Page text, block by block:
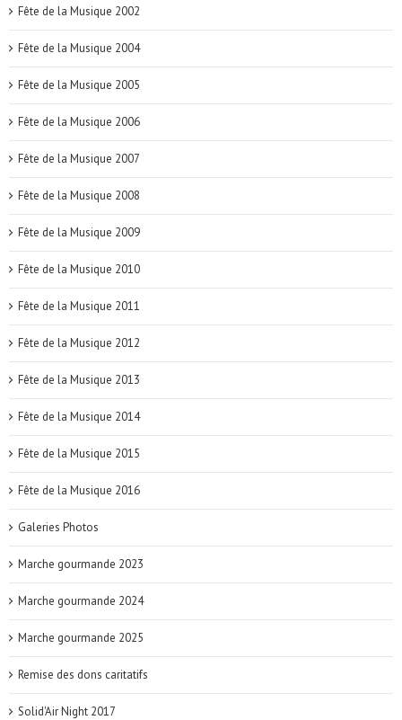
Fête de la Musique 2002
Fête de la Musique 2004
Fête de la Musique 2005
Fête de la Musique 2006
Fête de la Musique 2007
Fête de la Musique 2008
Fête de la Musique 2009
Fête de la Musique 2010
Fête de la Musique 2011
Fête de la Musique 2012
Fête de la Musique 2013
Fête de la Musique 2014
Fête de la Musique 2015
Fête de la Musique 2016
Galeries Photos
Marche gourmande 2023
Marche gourmande 2024
Marche gourmande 2025
Remise des dons caritatifs
Solid'Air Night 2017